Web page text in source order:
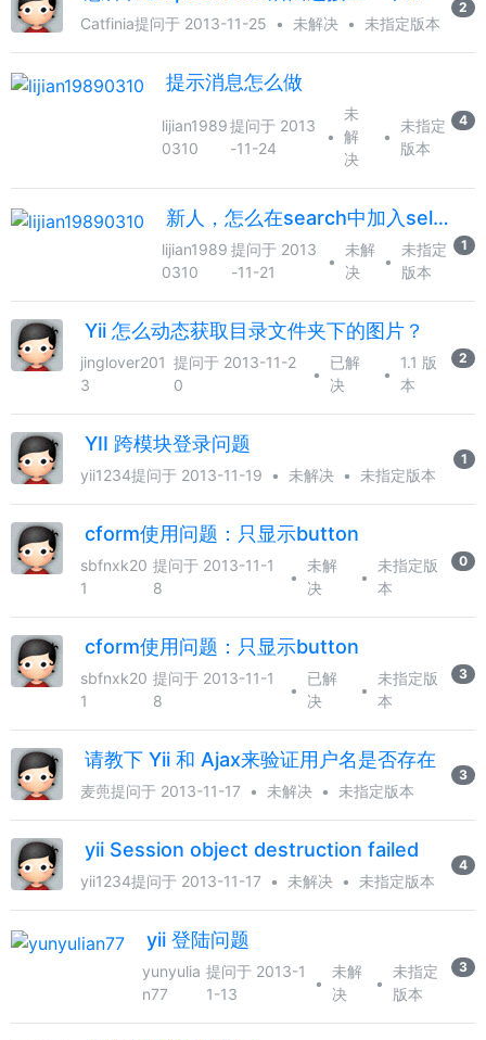
Catfinia提问于 2013-11-25 • 未解决 • 未指定版本
2
提示消息怎么做
lijian1989
0310
提问于 2013
-11-24
•
未
解
决
•
未指定
版本
4
新人，怎么在search中加入select选项
lijian1989
0310
提问于 2013
-11-21
•
未解
决
•
未指定
版本
1
Yii 怎么动态获取目录文件夹下的图片？
jinglover201
3
提问于 2013-11-2
0
•
已解
决
•
1.1 版
本
2
YII 跨模块登录问题
yii1234提问于 2013-11-19 • 未解决 • 未指定版本
1
cform使用问题：只显示button
sbfnxk20
1
提问于 2013-11-1
8
•
未解
决
•
未指定版
本
0
cform使用问题：只显示button
sbfnxk20
1
提问于 2013-11-1
8
•
已解
决
•
未指定版
本
3
请教下 Yii 和 Ajax来验证用户名是否存在
麦蔸提问于 2013-11-17 • 未解决 • 未指定版本
3
yii Session object destruction failed
yii1234提问于 2013-11-17 • 未解决 • 未指定版本
4
yii 登陆问题
yunyulia
n77
提问于 2013-1
1-13
•
未解
决
•
未指定
版本
3